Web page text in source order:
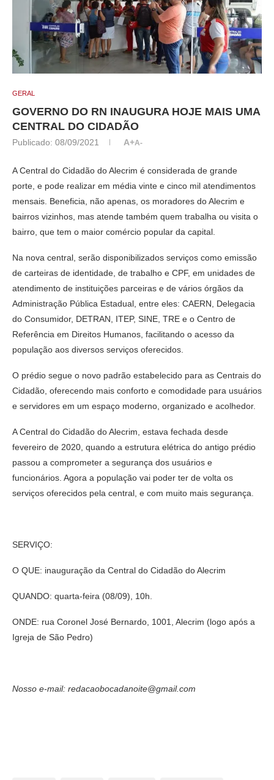
GERAL
GOVERNO DO RN INAUGURA HOJE MAIS UMA
CENTRAL DO CIDADÃO
Publicado: 08/09/2021 A+A-
A Central do Cidadão do Alecrim é considerada de grande
porte, e pode realizar em média vinte e cinco mil atendimentos
mensais. Beneficia, não apenas, os moradores do Alecrim e
bairros vizinhos, mas atende também quem trabalha ou visita o
bairro, que tem o maior comércio popular da capital.
Na nova central, serão disponibilizados serviços como emissão
de carteiras de identidade, de trabalho e CPF, em unidades de
atendimento de instituições parceiras e de vários órgãos da
Administração Pública Estadual, entre eles: CAERN, Delegacia
do Consumidor, DETRAN, ITEP, SINE, TRE e o Centro de
Referência em Direitos Humanos, facilitando o acesso da
população aos diversos serviços oferecidos.
O prédio segue o novo padrão estabelecido para as Centrais do
Cidadão, oferecendo mais conforto e comodidade para usuários
e servidores em um espaço moderno, organizado e acolhedor.
A Central do Cidadão do Alecrim, estava fechada desde
fevereiro de 2020, quando a estrutura elétrica do antigo prédio
passou a comprometer a segurança dos usuários e
funcionários. Agora a população vai poder ter de volta os
serviços oferecidos pela central, e com muito mais segurança.
SERVIÇO:
O QUE: inauguração da Central do Cidadão do Alecrim
QUANDO: quarta-feira (08/09), 10h.
ONDE: rua Coronel José Bernardo, 1001, Alecrim (logo após a
Igreja de São Pedro)
Nosso e-mail: redacaobocadanoite@gmail.com